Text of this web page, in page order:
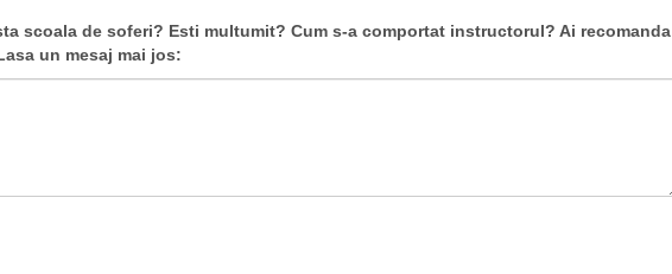
scoala de soferi? Esti multumit? Cum s-a comportat instructorul? Ai recomanda
un mesaj mai jos: